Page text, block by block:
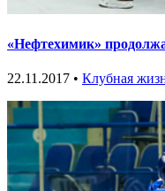
«Нефтехимик»
22.11.2017 • Клубная